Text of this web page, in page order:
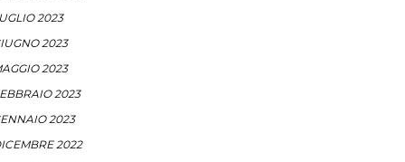
2023
2023
2023
2023
2023
2022